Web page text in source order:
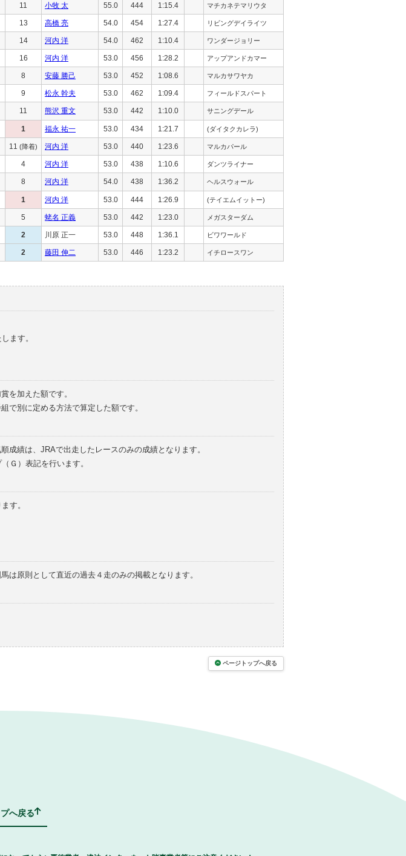
11 小牧 太 55.0 444 1:15.4 マチカネテマリウタ
13 高橋 亮 54.0 454 1:27.4 リビングデイライツ
14 河内 洋 54.0 462 1:10.4 ワンダージョリー
16 河内 洋 53.0 456 1:28.2 アップアンドカマー
8 安藤 勝己 53.0 452 1:08.6 マルカサワヤカ
9 松永 幹夫 53.0 462 1:09.4 フィールドスパート
11 熊沢 重文 53.0 442 1:10.0 サニングデール
1 福永 祐一 53.0 434 1:21.7 (ダイタクカレラ)
11 (降着) 河内 洋 53.0 440 1:23.6 マルカパール
4 河内 洋 53.0 438 1:10.6 ダンツライナー
8 河内 洋 54.0 438 1:36.2 ヘルスウォール
1 河内 洋 53.0 444 1:26.9 (テイエムイットー)
5 蛯名 正義 53.0 442 1:23.0 メガスターダム
2 川原 正一 53.0 448 1:36.1 ビワワールド
2 藤田 伸二 53.0 446 1:23.2 イチロースワン
ます。
を加えた額です。
で別に定める方法で算定した額です。
成績は、JRAで出走したレースのみの成績となります。
Ｇ）表記を行います。
す。
は原則として直近の過去４走のみの掲載となります。
ページトップへ戻る
へ戻る